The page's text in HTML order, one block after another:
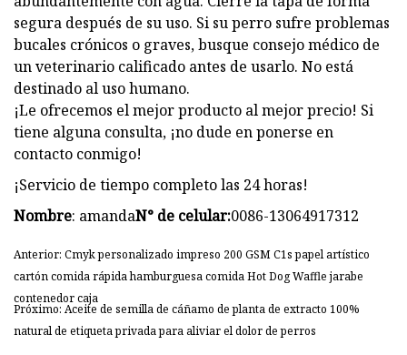
segura después de su uso. Si su perro sufre problemas
bucales crónicos o graves, busque consejo médico de
un veterinario calificado antes de usarlo. No está
destinado al uso humano.
¡Le ofrecemos el mejor producto al mejor precio! Si
tiene alguna consulta, ¡no dude en ponerse en
contacto conmigo!
¡Servicio de tiempo completo las 24 horas!
Nombre: amandaN° de celular:0086-13064917312
Anterior: Cmyk personalizado impreso 200 GSM C1s papel artístico
cartón comida rápida hamburguesa comida Hot Dog Waffle jarabe
contenedor caja
Próximo: Aceite de semilla de cáñamo de planta de extracto 100%
natural de etiqueta privada para aliviar el dolor de perros